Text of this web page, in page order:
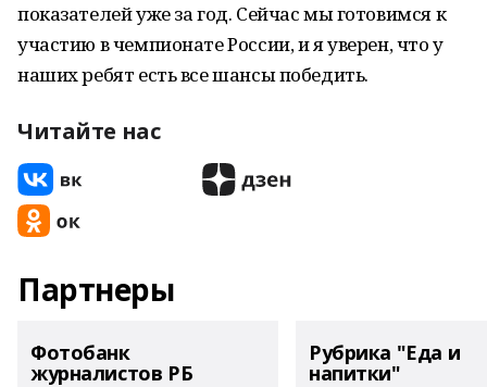
показателей уже за год. Сейчас мы готовимся к
участию в чемпионате России, и я уверен, что у
наших ребят есть все шансы победить.
Читайте нас
Партнеры
Фотобанк
журналистов РБ
Рубрика "Еда и
напитки"